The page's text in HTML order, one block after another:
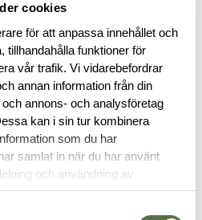
cookies
för att anpassa innehållet och
tillhandahålla funktioner för
vår trafik. Vi vidarebefordrar
annan information från din
annons- och analysföretag
kan i sin tur kombinera
som du har
samlat in när du har använt
och användning av
för personalisering av